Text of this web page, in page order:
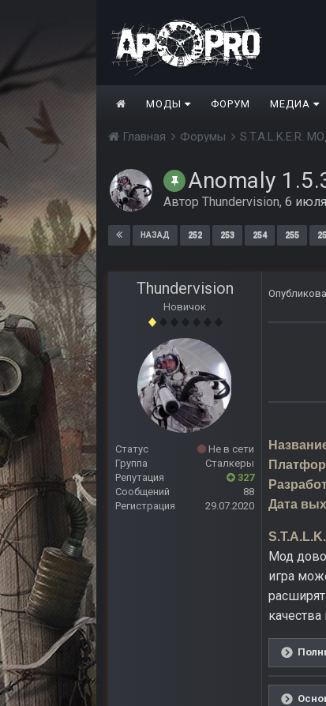
МОДЫ ФОРУМ МЕДИА
Главная Форумы
Anomaly
Автор Thundervision, 6
НАЗАД 252 253 254 255
Thundervision
Новичок
Статус
Не в сети
Группа
Сталкеры
Репутация
327
Сообщений
88
Регистрация
29.07.2020
Дата
Мод
игра